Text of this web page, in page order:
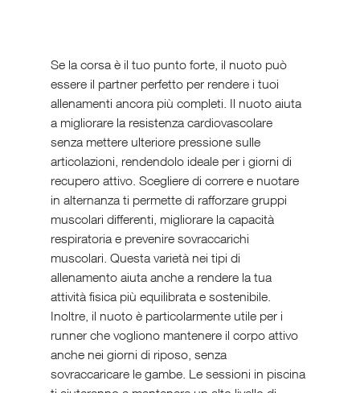
Se la corsa è il tuo punto forte, il nuoto può
essere il partner perfetto per rendere i tuoi
allenamenti ancora più completi. Il nuoto aiuta
a migliorare la resistenza cardiovascolare
senza mettere ulteriore pressione sulle
articolazioni, rendendolo ideale per i giorni di
recupero attivo. Scegliere di correre e nuotare
in alternanza ti permette di rafforzare gruppi
muscolari differenti, migliorare la capacità
respiratoria e prevenire sovraccarichi
muscolari. Questa varietà nei tipi di
allenamento aiuta anche a rendere la tua
attività fisica più equilibrata e sostenibile.
Inoltre, il nuoto è particolarmente utile per i
runner che vogliono mantenere il corpo attivo
anche nei giorni di riposo, senza
sovraccaricare le gambe. Le sessioni in piscina